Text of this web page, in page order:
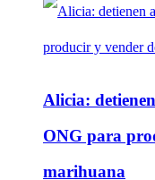
Alicia:
ONG para
marihuana